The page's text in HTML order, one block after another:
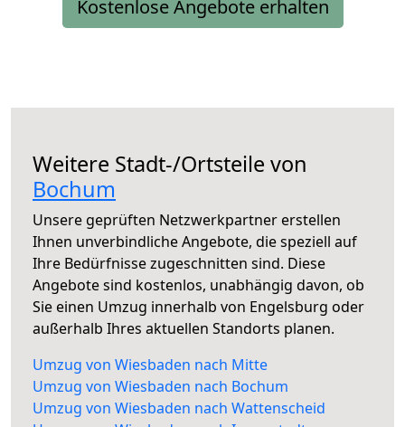
Kostenlose Angebote erhalten
Weitere Stadt-/Ortsteile von
Bochum
Unsere geprüften Netzwerkpartner erstellen
Ihnen unverbindliche Angebote, die speziell auf
Ihre Bedürfnisse zugeschnitten sind. Diese
Angebote sind kostenlos, unabhängig davon, ob
Sie einen Umzug innerhalb von Engelsburg oder
außerhalb Ihres aktuellen Standorts planen.
Umzug von Wiesbaden nach Mitte
Umzug von Wiesbaden nach Bochum
Umzug von Wiesbaden nach Wattenscheid